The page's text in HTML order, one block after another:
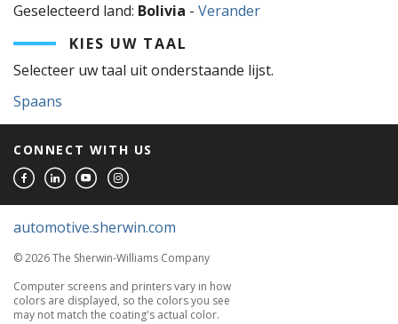
Geselecteerd land: Bolivia - Verander
KIES UW TAAL
Selecteer uw taal uit onderstaande lijst.
Spaans
CONNECT WITH US
automotive.sherwin.com
© 2026 The Sherwin-Williams Company
Computer screens and printers vary in how
colors are displayed, so the colors you see
may not match the coating's actual color.